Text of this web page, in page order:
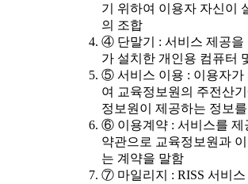
기 위하여 이용자 자신이
의 조합
④ 단말기 : 서비스 제공을
가 설치한 개인용 컴퓨터
⑤ 서비스 이용 : 이용자가
여 교육정보원의 주전산
정보원이 제공하는 정보
⑥ 이용계약 : 서비스를 제
약관으로 교육정보원과
는 계약을 말함
⑦ 마일리지 : RISS 서비스